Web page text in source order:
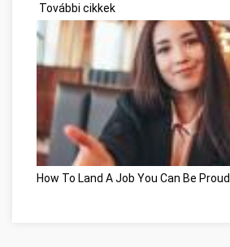
További cikkek
How To Land A Job You Can Be